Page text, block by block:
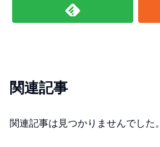
関連記事
関連記事は見つかりませんでした。